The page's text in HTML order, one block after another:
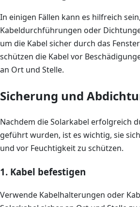
In einigen Fällen kann es hilfreich sein,
Kabeldurchführungen oder
um die Kabel sicher durch das
schützen die Kabel vor
an Ort und Stelle.
Sicherung und
Nachdem die Solarkabel erfolgreich
geführt wurden, ist es wichtig, sie
und vor Feuchtigkeit zu schützen.
1. Kabel befestigen
Verwende Kabelhalterungen oder